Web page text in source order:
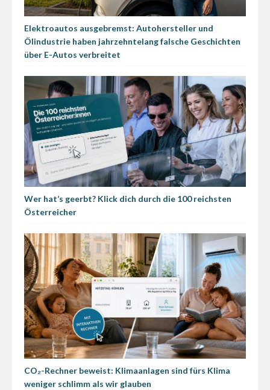
Elektroautos ausgebremst: Autohersteller und
Ölindustrie haben jahrzehntelang falsche Geschichten
über E-Autos verbreitet
Wer hat’s geerbt? Klick dich durch die 100 reichsten
Österreicher
CO₂-Rechner beweist: Klimaanlagen sind fürs Klima
weniger schlimm als wir glauben